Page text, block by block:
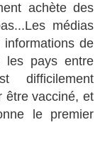
achète des
médias
de
les pays entre
difficilement
être vacciné, et
le premier